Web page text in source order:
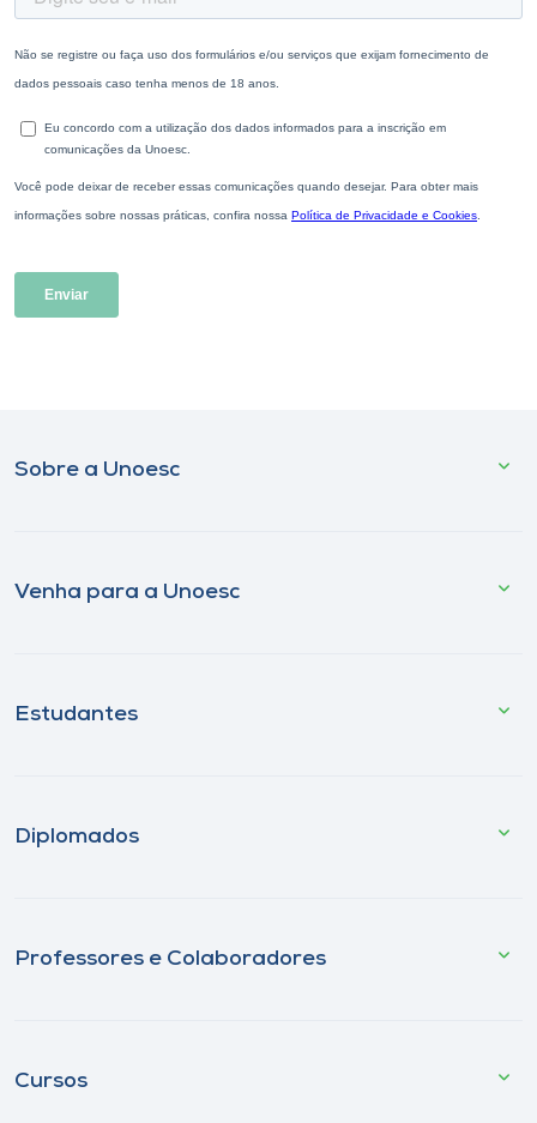
Sobre a Unoesc
Venha para a Unoesc
Estudantes
Diplomados
Professores e Colaboradores
Cursos